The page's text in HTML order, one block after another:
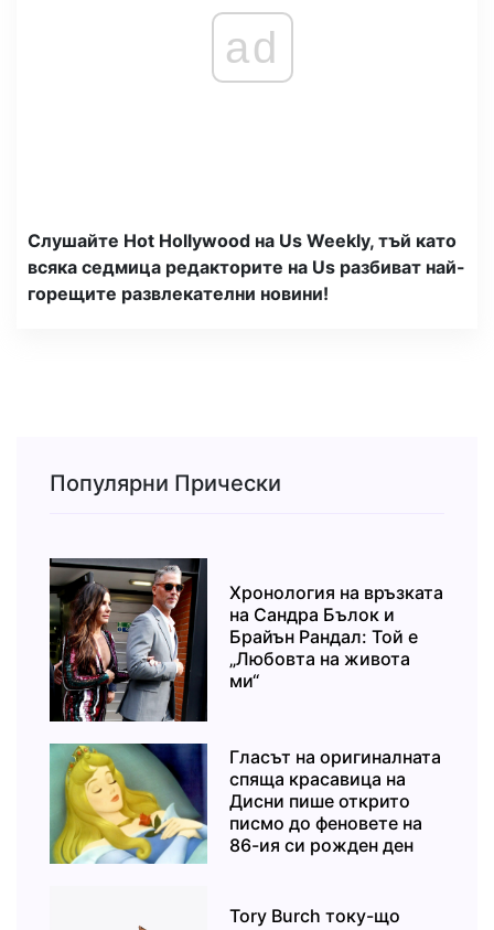
ad
Слушайте Hot Hollywood на Us Weekly, тъй като
всяка седмица редакторите на Us разбиват най-
горещите развлекателни новини!
Популярни Прически
Хронология на връзката
на Сандра Бълок и
Брайън Рандал: Той е
„Любовта на живота
ми“
Гласът на оригиналната
спяща красавица на
Дисни пише открито
писмо до феновете на
86-ия си рожден ден
Tory Burch току-що